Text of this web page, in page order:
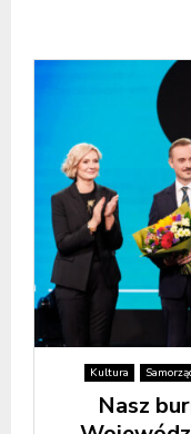
Kultura
Nasz